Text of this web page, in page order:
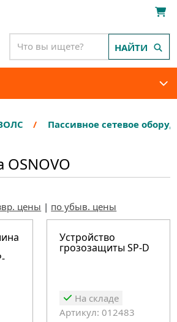
НАЙТИ
Пассивное сетевое
цены | по убыв. цены
Устройство
грозозащиты SP-D
На складе
Артикул: 012483